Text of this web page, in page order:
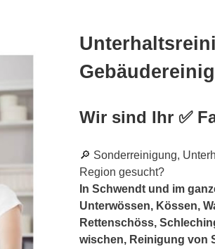
Wir sind Ihr ✅
🔎 Sonderreinigung,
Region gesucht?
In Schwendt und im
Unterwössen, Kössen,
Rettenschöss,
wischen, Reinigung von